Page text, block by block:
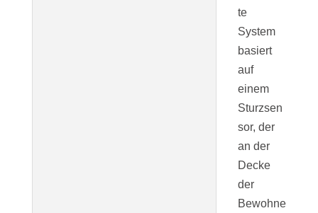
te
System
basiert
auf
einem
Sturzsen
sor, der
an der
Decke
der
Bewohne